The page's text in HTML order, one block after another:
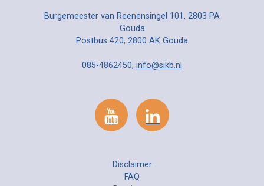
Burgemeester van Reenensingel 101, 2803 PA
Gouda
Postbus 420, 2800 AK Gouda
085-4862450, info@sikb.nl
Disclaimer
FAQ